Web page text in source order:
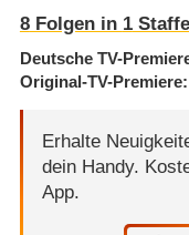
8Folgen in 1Staffel
Deutsche TV-
Original-TV-Premiere
Erhalte
dein Handy.
App.